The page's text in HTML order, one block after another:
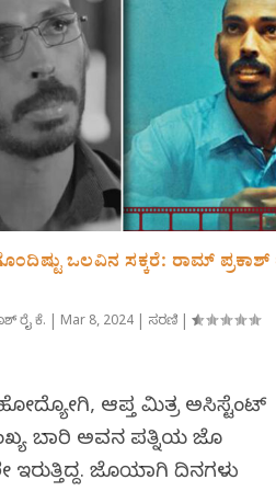
ಒಲವಿನ ಸಕ್ಕರೆ: ರಾಮ್ ಪ್ರಕಾಶ್
ರೈ ಕೆ. Mar 8, 2024 ಸರಣಿ |
ಆಪ್ತ ಮಿತ್ರ ಅಸಿಸ್ಟೆಂಟ್
ಬಾರಿ ಅವನ ಪತ್ನಿಯ ಜೊತೆ
ಇರುತ್ತಿದ್ದ. ಜೊತೆಯಾಗಿ ದಿನಗಳು